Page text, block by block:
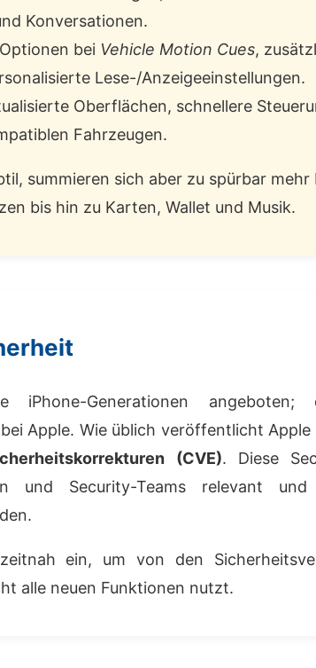
Konversationen.
bei Vehicle Motion Cues,
Lese-/Anzeigeeinstellungen.
Oberflächen, schnellere
Fahrzeugen.
summieren sich aber zu spürbar
bis hin zu Karten, Wallet und Musik.
Generationen angeboten;
Apple. Wie üblich veröffentlicht Apple
(CVE). Diese
und Security-Teams relevant
ein, um von den
alle neuen Funktionen nutzt.